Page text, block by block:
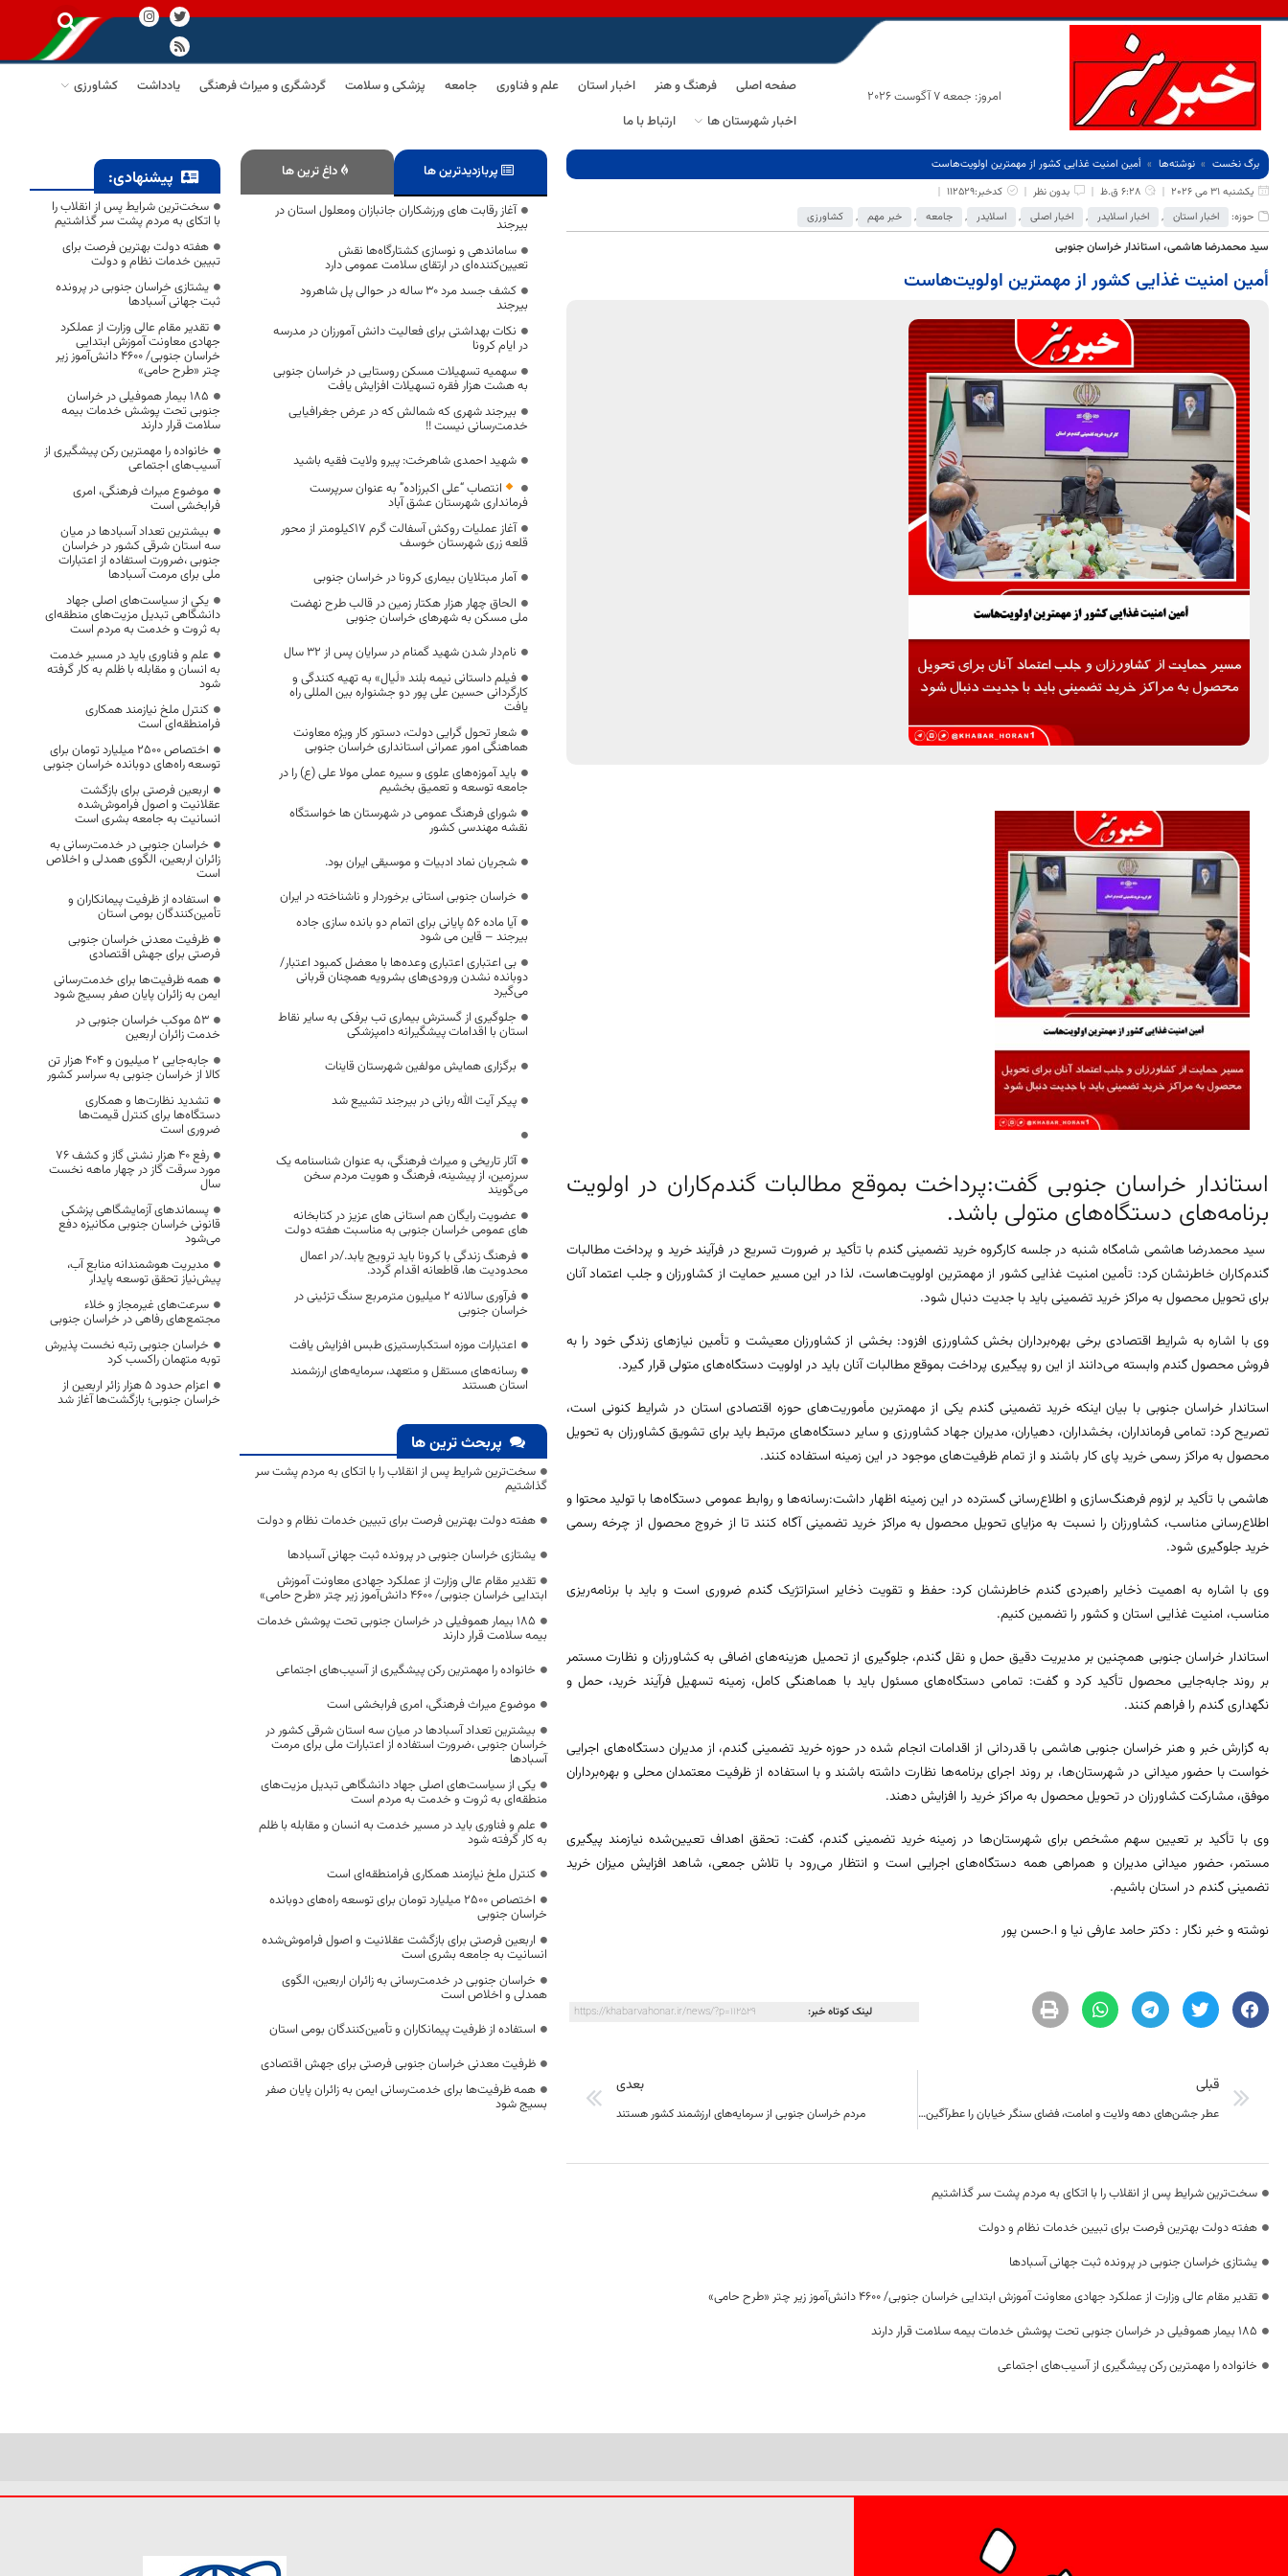
امروز: جمعه 7 آگوست 2026
صفحه اصلی فرهنگ و هنر اخبار استان علم و فناوری جامعه پزشکی و سلامت گردشگری و میراث فرهنگی یادداشت
کشاورزی
اخبار شهرستان ها
ارتباط با ما
برگ نخست نوشته‌ها
أمین امنیت غذایی کشور از مهمترین اولویت‌هاست
یکشنبه 31 می 2026
6:28 ق.ظ بدون نظر
کدخبر:112529
حوزه:
اخبار استان , اخبار اسلایدر , اخبار اصلی , اسلایدر , جامعه , خبر مهم , کشاورزی
سید محمدرضا هاشمی، استاندار خراسان جنوبی
أمین امنیت غذایی کشور از مهمترین اولویت‌هاست
استاندار خراسان جنوبی گفت:پرداخت بموقع مطالبات گندم‌کاران در اولویت
برنامه‌های دستگاه‌های متولی باشد.
سید محمدرضا هاشمی شامگاه شنبه در جلسه کارگروه خرید تضمینی گندم با تأکید بر ضرورت تسریع در فرآیند خرید و پرداخت مطالبات
گندم‌کاران خاطرنشان کرد: تأمین امنیت غذایی کشور از مهمترین اولویت‌هاست، لذا در این مسیر حمایت از کشاورزان و جلب اعتماد آنان
برای تحویل محصول به مراکز خرید تضمینی باید با جدیت دنبال شود.
وی با اشاره به شرایط اقتصادی برخی بهره‌برداران بخش کشاورزی افزود: بخشی از کشاورزان معیشت و تأمین نیازهای زندگی خود را به
فروش محصول گندم وابسته می‌دانند از این رو پیگیری پرداخت بموقع مطالبات آنان باید در اولویت دستگاه‌های متولی قرار گیرد.
استاندار خراسان جنوبی با بیان اینکه خرید تضمینی گندم یکی از مهمترین مأموریت‌های حوزه اقتصادی استان در شرایط کنونی است،
تصریح کرد: تمامی فرمانداران، بخشداران، دهیاران، مدیران جهاد کشاورزی و سایر دستگاه‌های مرتبط باید برای تشویق کشاورزان به تحویل
محصول به مراکز رسمی خرید پای کار باشند و از تمام ظرفیت‌های موجود در این زمینه استفاده کنند.
هاشمی با تأکید بر لزوم فرهنگ‌سازی و اطلاع‌رسانی گسترده در این زمینه اظهار داشت:رسانه‌ها و روابط عمومی دستگاه‌ها با تولید محتوا و
اطلاع‌رسانی مناسب، کشاورزان را نسبت به مزایای تحویل محصول به مراکز خرید تضمینی آگاه کنند تا از خروج محصول از چرخه رسمی
خرید جلوگیری شود.
وی با اشاره به اهمیت ذخایر راهبردی گندم خاطرنشان کرد: حفظ و تقویت ذخایر استراتژیک گندم ضروری است و باید با برنامه‌ریزی
مناسب، امنیت غذایی استان و کشور را تضمین کنیم.
استاندار خراسان جنوبی همچنین بر مدیریت دقیق حمل و نقل گندم، جلوگیری از تحمیل هزینه‌های اضافی به کشاورزان و نظارت مستمر
بر روند جابه‌جایی محصول تأکید کرد و گفت: تمامی دستگاه‌های مسئول باید با هماهنگی کامل، زمینه تسهیل فرآیند خرید، حمل و
نگهداری گندم را فراهم کنند.
به گزارش خبر و هنر خراسان جنوبی هاشمی با قدردانی از اقدامات انجام شده در حوزه خرید تضمینی گندم، از مدیران دستگاه‌های اجرایی
خواست با حضور میدانی در شهرستان‌ها، بر روند اجرای برنامه‌ها نظارت داشته باشند و با استفاده از ظرفیت معتمدان محلی و بهره‌برداران
موفق، مشارکت کشاورزان در تحویل محصول به مراکز خرید را افزایش دهند.
وی با تأکید بر تعیین سهم مشخص برای شهرستان‌ها در زمینه خرید تضمینی گندم، گفت: تحقق اهداف تعیین‌شده نیازمند پیگیری
مستمر، حضور میدانی مدیران و همراهی همه دستگاه‌های اجرایی است و انتظار می‌رود با تلاش جمعی، شاهد افزایش میزان خرید
تضمینی گندم در استان باشیم.
نوشته و خبر نگار : دکتر حامد عارفی نیا و ا.حسن پور
لینک کوتاه خبر: https://khabarvahonar.ir/news/?p=112529
قبلی
عطر جشن‌های دهه ولایت و امامت، فضای سنگر خیابان را عطرآگین کرد
بعدی
مردم خراسان جنوبی از سرمایه‌های ارزشمند کشور هستند
سخت‌ترین شرایط پس از انقلاب را با اتکای به مردم پشت سر گذاشتیم
هفته دولت بهترین فرصت برای تبیین خدمات نظام و دولت
یشتازی خراسان جنوبی در پرونده ثبت جهانی آسبادها
تقدیر مقام عالی وزارت از عملکرد جهادی معاونت آموزش ابتدایی خراسان جنوبی/ ۴۶۰۰ دانش‌آموز زیر چتر «طرح حامی»
۱۸۵ بیمار هموفیلی در خراسان جنوبی تحت پوشش خدمات بیمه سلامت قرار دارند
خانواده را مهمترین رکن پیشگیری از آسیب‌های اجتماعی
پربازدیدترین ها داغ ترین ها
آغاز رقابت های ورزشکاران جانبازان ومعلول استان در
بیرجند
ساماندهی و نوسازی کشتارگاه‌ها نقش
تعیین‌کننده‌ای در ارتقای سلامت عمومی دارد
کشف جسد مرد ۳۰ ساله در حوالی پل شاهرود
بیرجند
نکات بهداشتی برای فعالیت دانش آمورزان در مدرسه
در ایام کرونا
سهمیه تسهیلات مسکن روستایی در خراسان جنوبی
به هشت هزار فقره تسهیلات افزایش یافت
بیرجند شهری که شمالش که در عرض جغرافیایی
خدمت‌رسانی نیست !!
شهید احمدی شاهرخت: پیرو ولایت فقیه باشید
انتصاب “علی اکبرزاده” به عنوان سرپرست
فرمانداری شهرستان عشق آباد
آغاز عملیات روکش آسفالت گرم ۱۷کیلومتر از محور
قلعه زری شهرستان خوسف
آمار مبتلایان بیماری کرونا در خراسان جنوبی
الحاق چهار هزار هکتار زمین در قالب طرح نهضت
ملی مسکن به شهرهای خراسان جنوبی
نام‌دار شدن شهید گمنام در سرایان پس از ۳۲ سال
فیلم داستانی نیمه بلند «لَیال» به تهیه کنندگی و
کارگردانی حسین علی پور دو جشنواره بین المللی راه
یافت
شعار تحول گرایی دولت، دستور کار ویژه معاونت
هماهنگی امور عمرانی استانداری خراسان جنوبی
باید آموزه‌های علوی و سیره عملی مولا علی (ع) را در
جامعه توسعه و تعمیق بخشیم
شورای فرهنگ عمومی در شهرستان ها خواستگاه
نقشه مهندسی کشور
شجریان نماد ادبیات و موسیقی ایران بود.
خراسان جنوبی استانی برخوردار و ناشناخته در ایران
آیا ماده 56 پایانی برای اتمام دو بانده سازی جاده
بیرجند – قاین می شود
بی اعتباری اعتباری وعده‌ها با معضل کمبود اعتبار/
دوبانده نشدن ورودی‌های بشرویه همچنان قربانی
می‌گیرد
جلوگیری از گسترش بیماری تب برفکی به سایر نقاط
استان با اقدامات پیشگیرانه دامپزشکی
برگزاری همایش مولفین شهرستان قاینات
پیکر آیت الله ربانی در بیرجند تشییع شد
آثار تاریخی و میراث فرهنگی، به عنوان شناسنامه یک
سرزمین، از پیشینه، فرهنگ و هویت مردم سخن
می‌گویند
عضویت رایگان هم استانی های عزیز در کتابخانه
های عمومی خراسان جنوبی به مناسبت هفته دولت
فرهنگ زندگی با کرونا باید ترویج یابد./در اعمال
محدودیت ها، قاطعانه اقدام گردد.
فرآوری سالانه ۲ میلیون مترمربع سنگ تزئینی در
خراسان جنوبی
اعتبارات موزه استکبارستیزی طبس افزایش یافت
رسانه‌های مستقل و متعهد، سرمایه‌های ارزشمند
استان هستند
پربحث ترین ها
سخت‌ترین شرایط پس از انقلاب را با اتکای به مردم پشت سر
گذاشتیم
هفته دولت بهترین فرصت برای تبیین خدمات نظام و دولت
یشتازی خراسان جنوبی در پرونده ثبت جهانی آسبادها
تقدیر مقام عالی وزارت از عملکرد جهادی معاونت آموزش
ابتدایی خراسان جنوبی/ ۴۶۰۰ دانش‌آموز زیر چتر «طرح حامی»
۱۸۵ بیمار هموفیلی در خراسان جنوبی تحت پوشش خدمات
بیمه سلامت قرار دارند
خانواده را مهمترین رکن پیشگیری از آسیب‌های اجتماعی
موضوع میراث فرهنگی، امری فرابخشی است
بیشترین تعداد آسبادها در میان سه استان شرقی کشور در
خراسان جنوبی ،ضرورت استفاده از اعتبارات ملی برای مرمت
آسبادها
یکی از سیاست‌های اصلی جهاد دانشگاهی تبدیل مزیت‌های
منطقه‌ای به ثروت و خدمت به مردم است
علم و فناوری باید در مسیر خدمت به انسان و مقابله با ظلم
به کار گرفته شود
کنترل ملخ نیازمند همکاری فرامنطقه‌ای است
اختصاص 2500 میلیارد تومان برای توسعه راه‌های دوبانده
خراسان جنوبی
اربعین فرصتی برای بازگشت عقلانیت و اصول فراموش‌شده
انسانیت به جامعه بشری است
خراسان جنوبی در خدمت‌رسانی به زائران اربعین، الگوی
همدلی و اخلاص است
استفاده از ظرفیت پیمانکاران و تأمین‌کنندگان بومی استان
ظرفیت معدنی خراسان جنوبی فرصتی برای جهش اقتصادی
همه ظرفیت‌ها برای خدمت‌رسانی ایمن به زائران پایان صفر
بسیج شود
پیشنهادی:
سخت‌ترین شرایط پس از انقلاب را
با اتکای به مردم پشت سر گذاشتیم
هفته دولت بهترین فرصت برای
تبیین خدمات نظام و دولت
یشتازی خراسان جنوبی در پرونده
ثبت جهانی آسبادها
تقدیر مقام عالی وزارت از عملکرد
جهادی معاونت آموزش ابتدایی
خراسان جنوبی/ ۴۶۰۰ دانش‌آموز زیر
چتر «طرح حامی»
۱۸۵ بیمار هموفیلی در خراسان
جنوبی تحت پوشش خدمات بیمه
سلامت قرار دارند
خانواده را مهمترین رکن پیشگیری از
آسیب‌های اجتماعی
موضوع میراث فرهنگی، امری
فرابخشی است
بیشترین تعداد آسبادها در میان
سه استان شرقی کشور در خراسان
جنوبی ،ضرورت استفاده از اعتبارات
ملی برای مرمت آسبادها
یکی از سیاست‌های اصلی جهاد
دانشگاهی تبدیل مزیت‌های منطقه‌ای
به ثروت و خدمت به مردم است
علم و فناوری باید در مسیر خدمت
به انسان و مقابله با ظلم به کار گرفته
شود
کنترل ملخ نیازمند همکاری
فرامنطقه‌ای است
اختصاص 2500 میلیارد تومان برای
توسعه راه‌های دوبانده خراسان جنوبی
اربعین فرصتی برای بازگشت
عقلانیت و اصول فراموش‌شده
انسانیت به جامعه بشری است
خراسان جنوبی در خدمت‌رسانی به
زائران اربعین، الگوی همدلی و اخلاص
است
استفاده از ظرفیت پیمانکاران و
تأمین‌کنندگان بومی استان
ظرفیت معدنی خراسان جنوبی
فرصتی برای جهش اقتصادی
همه ظرفیت‌ها برای خدمت‌رسانی
ایمن به زائران پایان صفر بسیج شود
53 موکب خراسان جنوبی در
خدمت زائران اربعین
جابه‌جایی 2 میلیون و 404 هزار تن
کالا از خراسان جنوبی به سراسر کشور
تشدید نظارت‌ها و همکاری
دستگاه‌ها برای کنترل قیمت‌ها
ضروری است
رفع 40 هزار نشتی گاز و کشف 76
مورد سرقت گاز در چهار ماهه نخست
سال
پسماندهای آزمایشگاهی پزشکی
قانونی خراسان جنوبی مکانیزه دفع
می‌شود
مدیریت هوشمندانه منابع آب،
پیش‌نیاز تحقق توسعه پایدار
سرعت‌های غیرمجاز و خلاء
مجتمع‌های رفاهی در خراسان جنوبی
خراسان جنوبی رتبه نخست پذیرش
توبه متهمان راکسب کرد
اعزام حدود 5 هزار زائر اربعین از
خراسان جنوبی؛ بازگشت‌ها آغاز شد